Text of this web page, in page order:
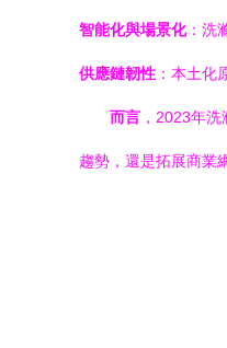
智能化與場景化：洗
供應鏈韌性 ：本土化
而言 ，2023年
趨勢，還是拓展商業